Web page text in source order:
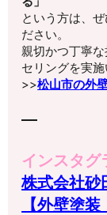
という方は、
ださい。
親切かつ丁寧
セリングを実施
>>松山市の外
インスタ
株式会社砂
【外壁塗